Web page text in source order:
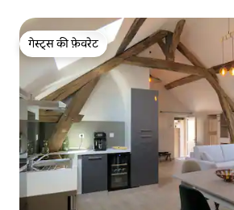
गेस्ट्स की फ़ेवरेट
गेस्ट्स की फ़ेवरेट